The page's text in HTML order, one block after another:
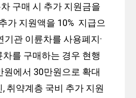
구매 시 추가 지원금을
가 지원액을 10% 지급으
기관 이륜차를 사용폐지·
를 구매하는 경우 현행
원에서 30만원으로 확대
취약계층 국비 추가 지원